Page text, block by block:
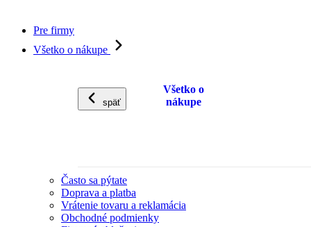
Pre firmy
Všetko o nákupe
späť
Všetko o
nákupe
Často sa pýtate
Doprava a platba
Vrátenie tovaru a reklamácia
Obchodné podmienky